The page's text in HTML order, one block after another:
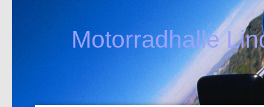
Motorradhalle